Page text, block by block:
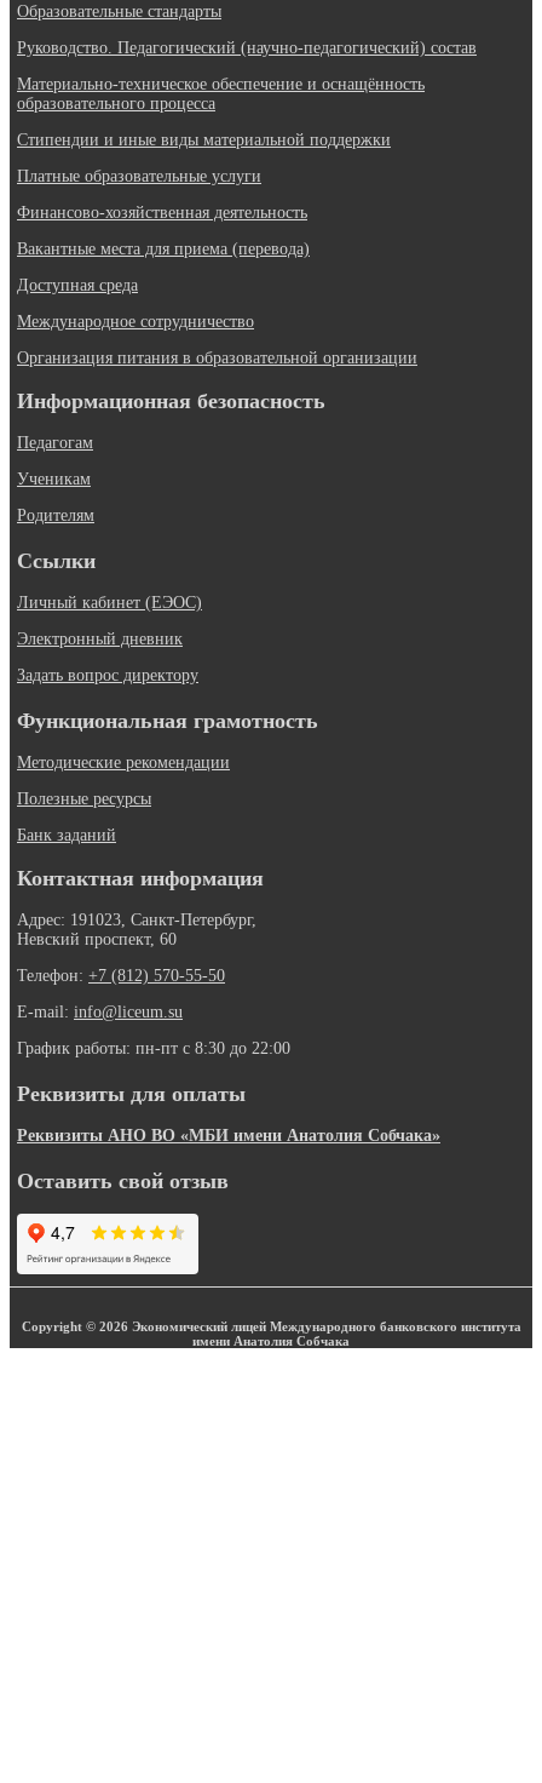
Образовательные стандарты
Руководство. Педагогический (научно-педагогический) состав
Материально-техническое обеспечение и оснащённость
образовательного процесса
Стипендии и иные виды материальной поддержки
Платные образовательные услуги
Финансово-хозяйственная деятельность
Вакантные места для приема (перевода)
Доступная среда
Международное сотрудничество
Организация питания в образовательной организации
Информационная безопасность
Педагогам
Ученикам
Родителям
Ссылки
Личный кабинет (ЕЭОС)
Электронный дневник
Задать вопрос директору
Функциональная грамотность
Методические рекомендации
Полезные ресурсы
Банк заданий
Контактная информация
Адрес: 191023, Санкт-Петербург,
Невский проспект, 60
Телефон: +7 (812) 570-55-50
E-mail: info@liceum.su
График работы: пн-пт с 8:30 до 22:00
Реквизиты для оплаты
Реквизиты АНО ВО «МБИ имени Анатолия Собчака»
Оставить свой отзыв
Copyright © 2026 Экономический лицей Международного банковского института
имени Анатолия Собчака